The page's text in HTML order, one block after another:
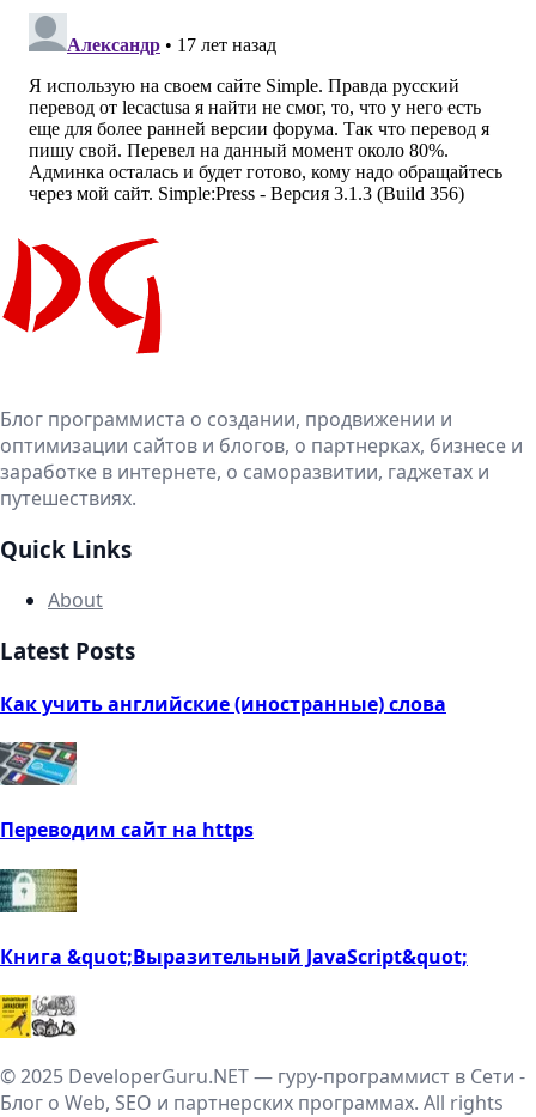
Блог программиста о создании, продвижении и
оптимизации сайтов и блогов, о партнерках, бизнесе и
заработке в интернете, о саморазвитии, гаджетах и
путешествиях.
Quick Links
About
Latest Posts
Как учить английские (иностранные) слова
Переводим сайт на https
Книга &quot;Выразительный JavaScript&quot;
© 2025 DeveloperGuru.NET — гуру-программист в Сети -
Блог о Web, SEO и партнерских программах. All rights